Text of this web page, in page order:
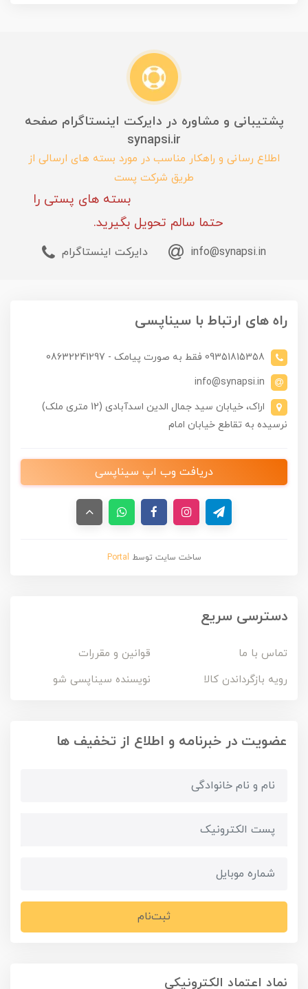
پشتیبانی و مشاوره در دایرکت اینستاگرام صفحه
synapsi.ir
اطلاع رسانی و راهکار مناسب در مورد بسته های ارسالی از
طریق شرکت پست
بسته های پستی را
حتما سالم تحویل بگیرید.
info@synapsi.in دایرکت اینستاگرام
راه های ارتباط با سیناپسی
09351815358 فقط به صورت پیامک - 08632241297
info@synapsi.in
اراک، خیابان سید جمال الدین اسدآبادی (12 متری ملک)
نرسیده به تقاطع خیابان امام
دریافت وب اپ سیناپسی
ساخت سایت توسط Portal
دسترسی سریع
تماس با ما
قوانین و مقررات
رویه بازگرداندن کالا
نویسنده سیناپسی شو
عضویت در خبرنامه و اطلاع از تخفیف ها
ثبت‌نام
نماد اعتماد الکترونیکی